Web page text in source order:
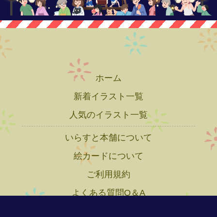
ホーム
新着イラスト一覧
人気のイラスト一覧
いらすと本舗について
絵カードについて
ご利用規約
よくある質問Q＆A